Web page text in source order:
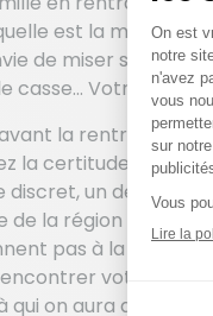
est la
de miser sur
casse… Votre
la rentrée des
la certitude que
discret, un
de la région Ile-de-
pas à la légère
votre
qui on aura affaire.